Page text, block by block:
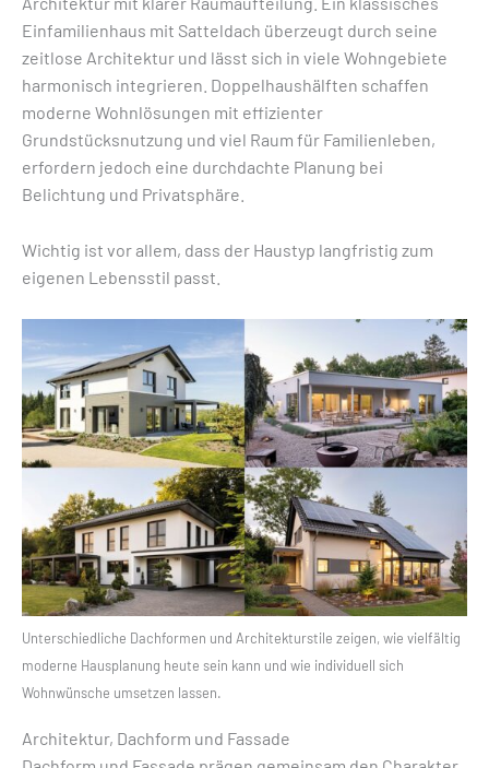
Einfamilienhaus mit Satteldach überzeugt durch seine
zeitlose Architektur und lässt sich in viele Wohngebiete
harmonisch integrieren. Doppelhaushälften schaffen
moderne Wohnlösungen mit effizienter
Grundstücksnutzung und viel Raum für Familienleben,
erfordern jedoch eine durchdachte Planung bei
Belichtung und Privatsphäre.
Wichtig ist vor allem, dass der Haustyp langfristig zum
eigenen Lebensstil passt.
Unterschiedliche Dachformen und Architekturstile zeigen, wie vielfältig
moderne Hausplanung heute sein kann und wie individuell sich
Wohnwünsche umsetzen lassen.
Architektur, Dachform und Fassade